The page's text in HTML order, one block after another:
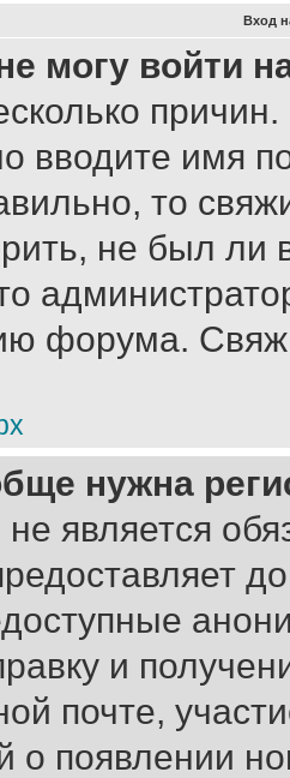
Вход
могу войти
вводите имя
то
не был ли
форума.
нужна
не является
и
почте,
о появлении